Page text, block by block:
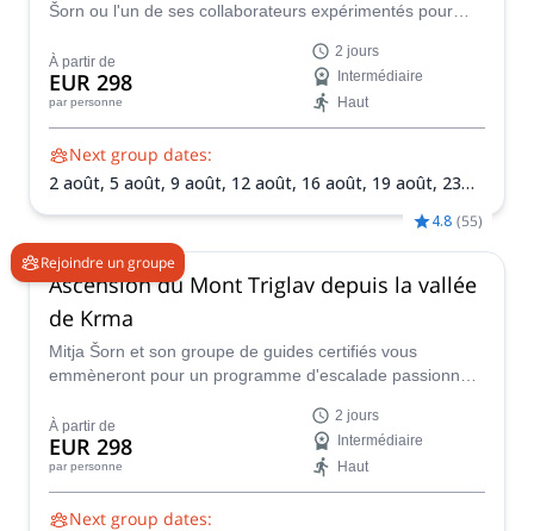
Šorn ou l'un de ses collaborateurs expérimentés pour
le sommet le plus élevé de Slovénie et le cœur du
magnifique Parc National du Triglav.
À partir de
EUR 298
par personne
2 jours
Intermédiaire
Haut
Next group dates:
2 août, 5 août, 9 août, 12 août, 16 août, 19 août, 23
30 sept.
Rejoindre un groupe
4.8 (55)
Ascension du Mont Triglav depuis la vallée
de Krma
Mitja Šorn et son groupe de guides certifiés vous
emmèneront pour un programme d'escalade passionnant
vallée de Krma.
À partir de
EUR 298
par personne
2 jours
Intermédiaire
Haut
Next group dates: